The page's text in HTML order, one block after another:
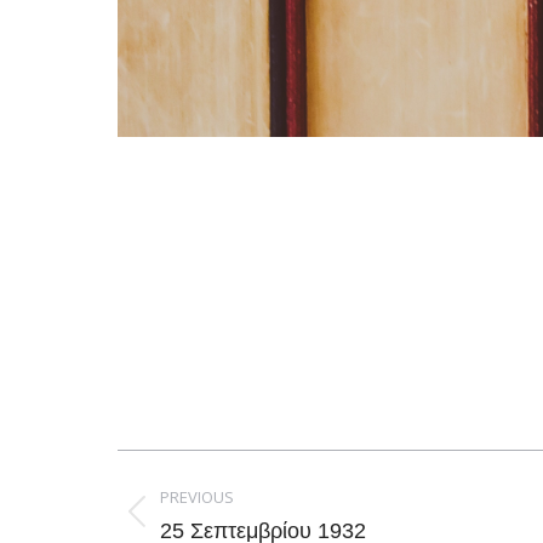
navigation
PREVIOUS
Previous
25 Σεπτεμβρίου 1932